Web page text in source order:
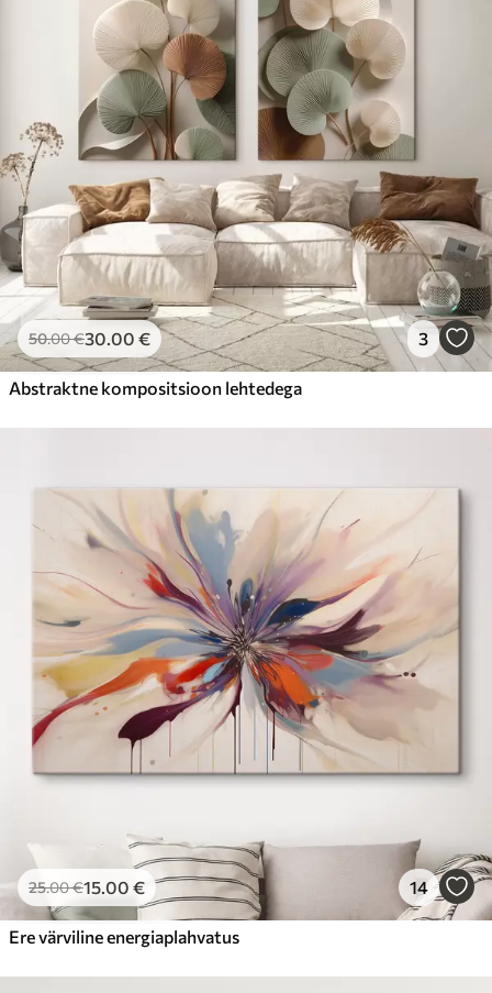
50.00€30.00 € 3
Abstraktne kompositsioon lehtedega
25.00€15.00 € 14
Ere värviline energiaplahvatus